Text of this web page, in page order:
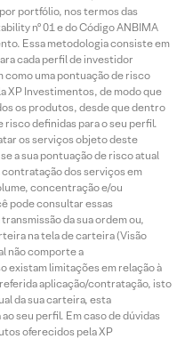
portfólio, nos termos das
nº 01 e do Código ANBIMA
Essa metodologia consiste em
cada perfil de investidor
como uma pontuação de risco
XP Investimentos, de modo que
os produtos, desde que dentro
risco definidas para o seu perfil.
os serviços objeto deste
a sua pontuação de risco atual
dos serviços em
concentração e/ou
pode consultar essas
da sua ordem ou,
na tela de carteira (Visão
não comporte a
existam limitações em relação à
aplicação/contratação, isto
da sua carteira, esta
seu perfil. Em caso de dúvidas
oferecidos pela XP